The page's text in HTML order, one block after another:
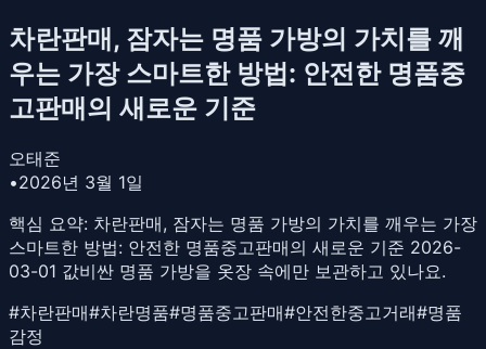
차란판매, 잠자는 명품 가방의 가치를 깨
우는 가장 스마트한 방법: 안전한 명품중
고판매의 새로운 기준
오태준
•2026년 3월 1일
핵심 요약: 차란판매, 잠자는 명품 가방의 가치를 깨우는 가장
스마트한 방법: 안전한 명품중고판매의 새로운 기준 2026-
03-01 값비싼 명품 가방을 옷장 속에만 보관하고 있나요.
#차란판매#차란명품#명품중고판매#안전한중고거래#명품
감정